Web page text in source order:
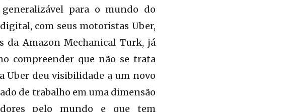
para o mundo do
com seus motoristas Uber,
da Amazon Mechanical Turk, já
compreender que não se trata
Uber deu visibilidade a um novo
de trabalho em uma dimensão
pelo mundo e que tem